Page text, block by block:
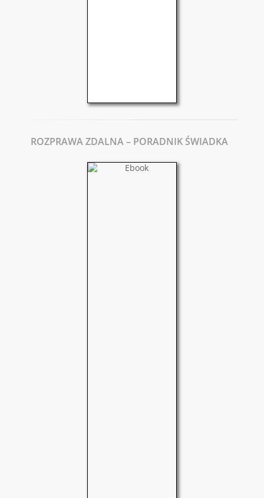
ROZPRAWA ZDALNA – PORADNIK ŚWIADKA